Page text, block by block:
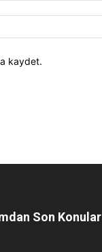
kaydet.
Son Konular